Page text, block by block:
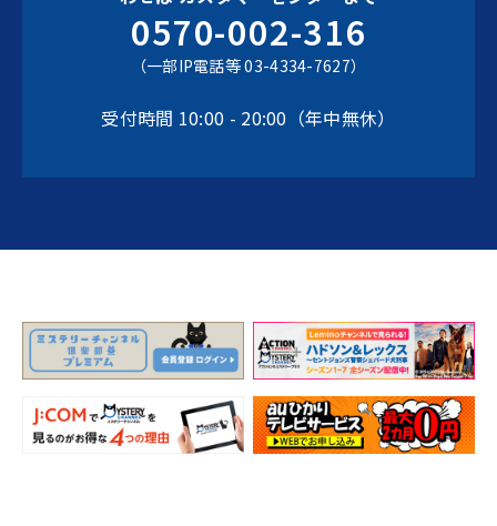
0570-002-316
（一部IP電話等 03-4334-7627）
受付時間 10:00 - 20:00（年中無休）